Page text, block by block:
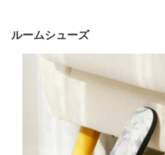
学生 仮装 ハロウィン仮
装 コスチューム ウッデ
ィ バズ ジェシー カウガ
ール トイストーリー コ
塵 カー用品
ルームシューズ